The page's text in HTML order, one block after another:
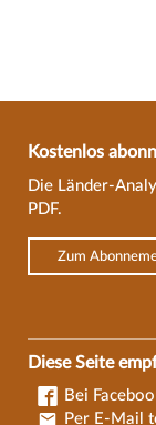
Kostenlos
Die Länder-
PDF.
Zum
Diese Seite
Bei
Per E-Mail